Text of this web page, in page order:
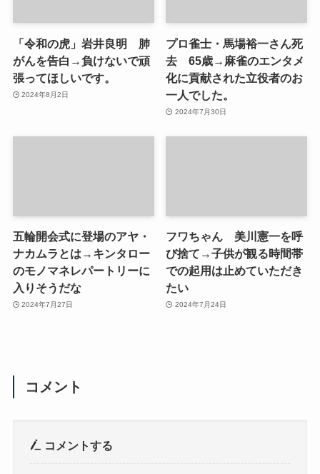
「令和の虎」岩井良明 肺
がんを告白→負けないで頑
張ってほしいです。
2024年8月2日
プロ雀士・馬場裕一さん死
去 65歳→麻雀のエンタメ
化に貢献された立役者のお
一人でした。
2024年7月30日
五輪開会式に登場のアヤ・
ナカムラとは→キンタロー
のモノマネレパートリーに
入りそうだな
2024年7月27日
フワちゃん 美川憲一を呼
び捨て→子供が観る時間帯
での起用は止めていただき
たい
2024年7月24日
コメント
コメントする